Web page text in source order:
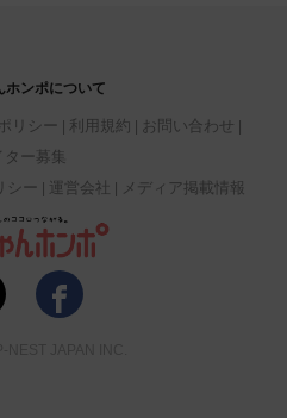
ホンポについて
リシー 利用規約
お問い合わせ
ター募集
シー 運営会社 メディア掲載情報